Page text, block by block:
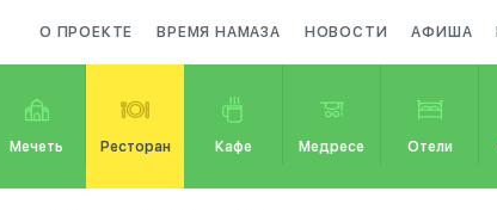
О ПРОЕКТЕ ВРЕМЯ НАМАЗА НОВОСТИ АФИША
Мечеть Ресторан Кафе Медресе Отели